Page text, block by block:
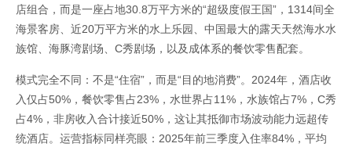
店组合，而是一座占地30.8万平方米的“超级度假王国”，1314间全
海景客房、近20万平方米的水上乐园、中国最大的露天天然海水水
族馆、海豚湾剧场、C秀剧场，以及成体系的餐饮零售配套。
模式完全不同：不是“住宿”，而是“目的地消费”。2024年，酒店收
入仅占50%，餐饮零售占23%，水世界占11%，水族馆占7%，C秀
占4%，非房收入合计接近50%，这让其抵御市场波动能力远超传
统酒店。运营指标同样亮眼：2025年前三季度入住率84%，平均